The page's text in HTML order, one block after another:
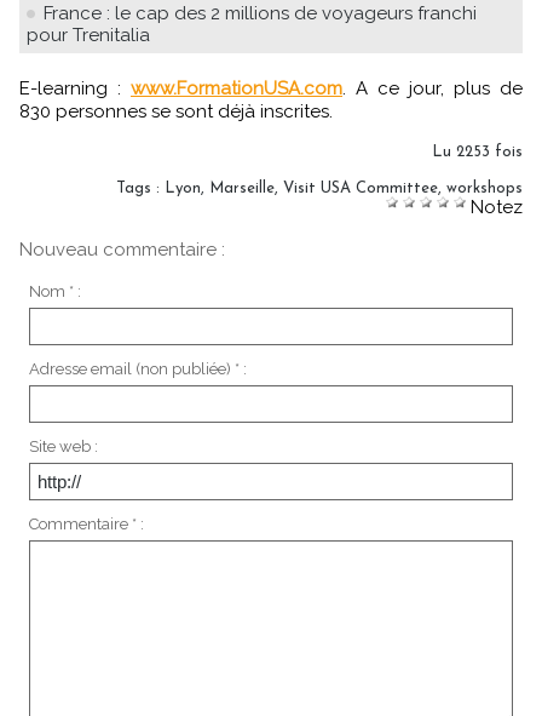
France : le cap des 2 millions de voyageurs franchi
pour Trenitalia
E-learning : www.FormationUSA.com . A ce jour, plus de
830 personnes se sont déjà inscrites.
Lu 2253 fois
Tags : Lyon Marseille Visit USA Committee workshops
Notez
Nouveau commentaire :
Nom * :
Adresse email (non publiée) * :
Site web :
Commentaire * :